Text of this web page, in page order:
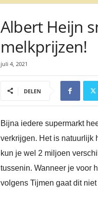
Albert Heijn
melkprijzen!
juli 4, 2021
DELEN
Bijna iedere supermarkt
verkrijgen. Het is natuurlijk
kun je wel 2 miljoen
tussenin. Wanneer je voor
volgens Tijmen gaat dit